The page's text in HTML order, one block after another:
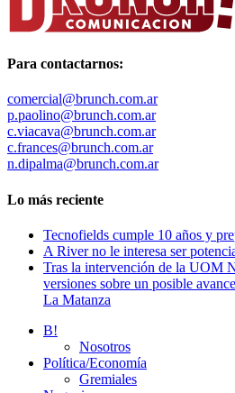
Para contactarnos:
comercial@brunch.com.ar
p.paolino@brunch.com.ar
c.viacava@brunch.com.ar
c.frances@brunch.com.ar
n.dipalma@brunch.com.ar
Lo más reciente
Tecnofields cumple 10 años y
A River no le interesa ser
Tras la intervención de la UOM
versiones sobre un posible
La Matanza
B!
Nosotros
Política/Economía
Gremiales